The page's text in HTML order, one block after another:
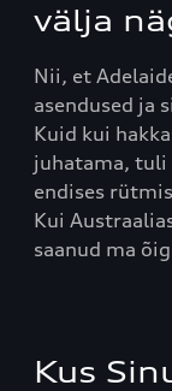
välja
Nii, et
asendused ja
Kuid kui
juhatama, tuli
endises
Kui
saanud ma
Kus